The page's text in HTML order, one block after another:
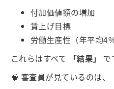
付加価値額の増加
賃上げ目標
労働生産性（年平均4
これらはすべて
「結果」
で
🧠 審査員が見ているのは、